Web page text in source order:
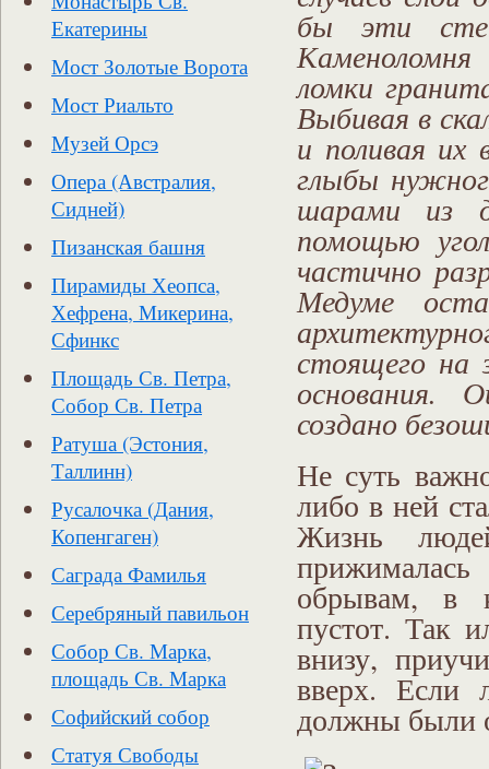
Екатерины
Мост Золотые Ворота
Мост Риальто
Музей Орсэ
Опера (Австралия,
Сидней)
Пизанская башня
Пирамиды Хеопса,
Хефрена, Микерина,
Сфинкс
Площадь Св. Петра,
Собор Св. Петра
Ратуша (Эстония,
Таллинн)
Русалочка (Дания,
Копенгаген)
Саграда Фамилья
Серебряный павильон
Собор Св. Марка,
площадь Св. Марка
Софийский собор
Статуя Свободы
бы эти
ломки
Выбивая в
и поливая их
глыбы
шарами из
помощью
частично
Медуме
стоящего на
основания.
создано
Не суть
либо в ней
Жизнь
обрывам, в
пустот. Так
внизу,
вверх. Если
должны были